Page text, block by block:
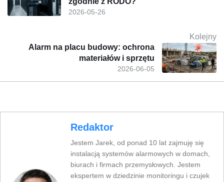
2026-05-26
Kolejny
2026-06-05
Alarm na placu budowy: ochrona
materiałów i sprzętu
Redaktor
Jestem Jarek, od ponad 10 lat zajmuję się
instalacją systemów alarmowych w domach,
biurach i firmach przemysłowych. Jestem
ekspertem w dziedzinie monitoringu i czujek